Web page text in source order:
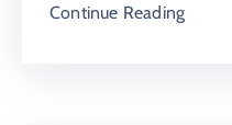
Continue Reading